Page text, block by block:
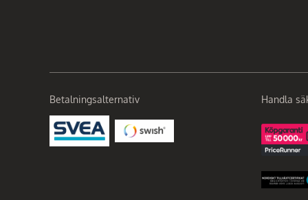
Betalningsalternativ Handla